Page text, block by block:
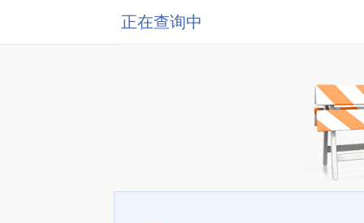
正在查询中